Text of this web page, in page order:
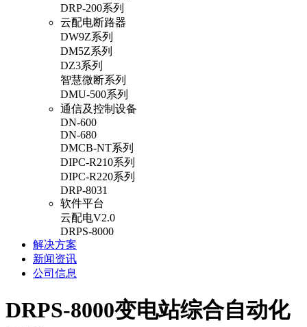
DRP-200系列
云配电断路器
DW9Z系列
DM5Z系列
DZ3系列
智慧微断系列
DMU-500系列
通信及控制设备
DN-600
DN-680
DMCB-NT系列
DIPC-R210系列
DIPC-R220系列
DRP-8031
软件平台
云配电V2.0
DRPS-8000
解决方案
新闻资讯
公司信息
DRPS-8000变电站综合自动化